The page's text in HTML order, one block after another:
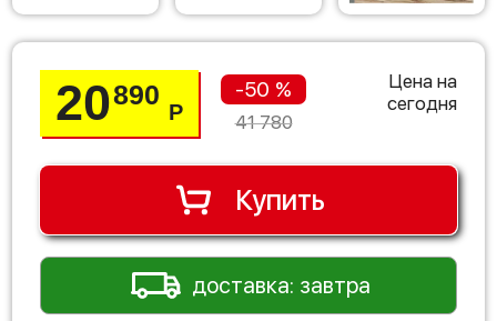
20890
Р
-50 %
41 780
Цена на
сегодня
Купить
доставка: завтра